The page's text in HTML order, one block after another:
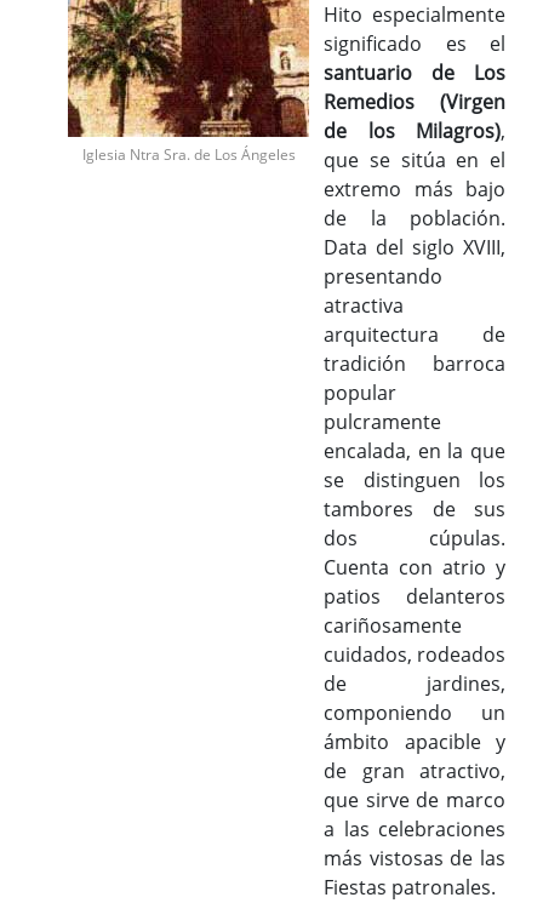
Iglesia Ntra Sra. de Los Ángeles
Hito especialmente
significado es el
santuario de Los
Remedios (Virgen
de los Milagros),
que se sitúa en el
extremo más bajo
de la población.
Data del siglo XVIII,
presentando
atractiva
arquitectura de
tradición barroca
popular
pulcramente
encalada, en la que
se distinguen los
tambores de sus
dos cúpulas.
Cuenta con atrio y
patios delanteros
cariñosamente
cuidados, rodeados
de jardines,
componiendo un
ámbito apacible y
de gran atractivo,
que sirve de marco
a las celebraciones
más vistosas de las
Fiestas patronales.